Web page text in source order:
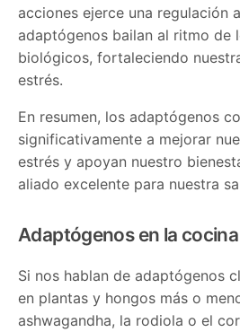
acciones ejerce una regulación
adaptógenos bailan al ritmo de
biológicos, fortaleciendo
estrés.
En resumen, los adaptógenos
significativamente a mejorar
estrés y apoyan nuestro
aliado excelente para nuestra
Adaptógenos en la
Si nos hablan de adaptógenos
en plantas y hongos más o
ashwagandha, la rodiola o el